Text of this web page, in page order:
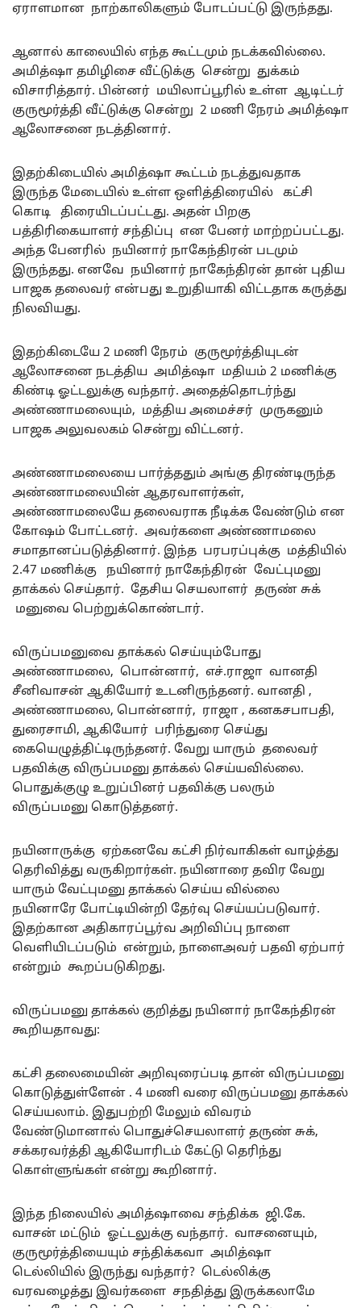
ஏராளமான நாற்காலிகளும் போடப்பட்டு இருந்தது.
ஆனால் காலையில் எந்த கூட்டமும் நடக்கவில்லை.
அமித்ஷா தமிழிசை வீட்டுக்கு சென்று துக்கம்
விசாரித்தார். பின்னர் மயிலாப்பூரில் உள்ள ஆடிட்டர்
குருமூர்த்தி வீட்டுக்கு சென்று 2 மணி நேரம் அமித்ஷா
ஆலோசனை நடத்தினார்.
இதற்கிடையில் அமித்ஷா கூட்டம் நடத்துவதாக
இருந்த மேடையில் உள்ள ஒளித்திரையில் கட்சி
கொடி திரையிடப்பட்டது. அதன் பிறகு
பத்திரிகையாளர் சந்திப்பு என பேனர் மாற்றப்பட்டது.
அந்த பேனரில் நயினார் நாகேந்திரன் படமும்
இருந்தது. எனவே நயினார் நாகேந்திரன் தான் புதிய
பாஜக தலைவர் என்பது உறுதியாகி விட்டதாக கருத்து
நிலவியது.
இதற்கிடையே 2 மணி நேரம் குருமூர்த்தியுடன்
ஆலோசனை நடத்திய அமித்ஷா மதியம் 2 மணிக்கு
கிண்டி ஓட்டலுக்கு வந்தார். அதைத்தொடர்ந்து
அண்ணாமலையும், மத்திய அமைச்சர் முருகனும்
பாஜக அலுவலகம் சென்று விட்டனர்.
அண்ணாமலையை பார்த்ததும் அங்கு திரண்டிருந்த
அண்ணாமலையின் ஆதரவாளர்கள்,
அண்ணாமலையே தலைவராக நீடிக்க வேண்டும் என
கோஷம் போட்டனர். அவர்களை அண்ணாமலை
சமாதானப்படுத்தினார். இந்த பரபரப்புக்கு மத்தியில்
2.47 மணிக்கு நயினார் நாகேந்திரன் வேட்புமனு
தாக்கல் செய்தார். தேசிய செயலாளர் தருண் சுக்
மனுவை பெற்றுக்கொண்டார்.
விருப்பமனுவை தாக்கல் செய்யும்போது
அண்ணாமலை, பொன்னார், எச்.ராஜா வானதி
சீனிவாசன் ஆகியோர் உடனிருந்தனர். வானதி ,
அண்ணாமலை, பொன்னார், ராஜா , கனகசபாபதி,
துரைசாமி, ஆகியோர் பரிந்துரை செய்து
கையெழுத்திட்டிருந்தனர். வேறு யாரும் தலைவர்
பதவிக்கு விருப்பமனு தாக்கல் செய்யவில்லை.
பொதுக்குழு உறுப்பினர் பதவிக்கு பலரும்
விருப்பமனு கொடுத்தனர்.
நயினாருக்கு ஏற்கனவே கட்சி நிர்வாகிகள் வாழ்த்து
தெரிவித்து வருகிறார்கள். நயினாரை தவிர வேறு
யாரும் வேட்புமனு தாக்கல் செய்ய வில்லை
நயினாரே போட்டியின்றி தேர்வு செய்யப்படுவார்.
இதற்கான அதிகாரப்பூர்வ அறிவிப்பு நாளை
வெளியிடப்படும் என்றும், நாளைஅவர் பதவி ஏற்பார்
என்றும் கூறப்படுகிறது.
விருப்பமனு தாக்கல் குறித்து நயினார் நாகேந்திரன்
கூறியதாவது:
கட்சி தலைமையின் அறிவுரைப்படி தான் விருப்பமனு
கொடுத்துள்ளேன் . 4 மணி வரை விருப்பமனு தாக்கல்
செய்யலாம். இதுபற்றி மேலும் விவரம்
வேண்டுமானால் பொதுச்செயலாளர் தருண் சுக்,
சக்கரவர்த்தி ஆகியோரிடம் கேட்டு தெரிந்து
கொள்ளுங்கள் என்று கூறினார்.
இந்த நிலையில் அமித்ஷாவை சந்திக்க ஜி.கே.
வாசன் மட்டும் ஓட்டலுக்கு வந்தார். வாசனையும்,
குருமூர்த்தியையும் சந்திக்கவா அமித்ஷா
டெல்லியில் இருந்து வந்தார்? டெல்லிக்கு
வரவழைத்து இவர்களை சநதித்து இருக்கலாமே